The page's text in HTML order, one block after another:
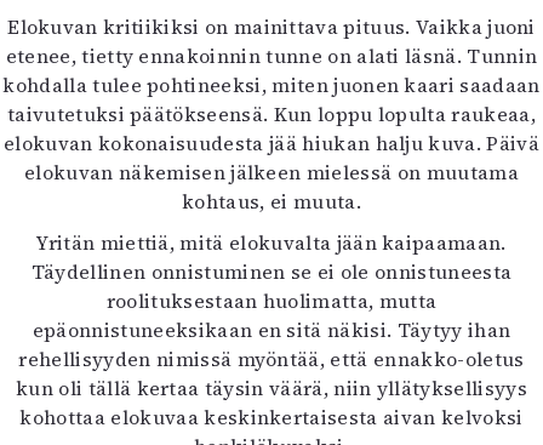
Elokuvan kritiikiksi on mainittava pituus. Vaikka juoni
etenee, tietty ennakoinnin tunne on alati läsnä. Tunnin
kohdalla tulee pohtineeksi, miten juonen kaari saadaan
taivutetuksi päätökseensä. Kun loppu lopulta raukeaa,
elokuvan kokonaisuudesta jää hiukan halju kuva. Päivä
elokuvan näkemisen jälkeen mielessä on muutama
kohtaus, ei muuta.
Yritän miettiä, mitä elokuvalta jään kaipaamaan.
Täydellinen onnistuminen se ei ole onnistuneesta
roolituksestaan huolimatta, mutta
epäonnistuneeksikaan en sitä näkisi. Täytyy ihan
rehellisyyden nimissä myöntää, että ennakko-oletus
kun oli tällä kertaa täysin väärä, niin yllätyksellisyys
kohottaa elokuvaa keskinkertaisesta aivan kelvoksi